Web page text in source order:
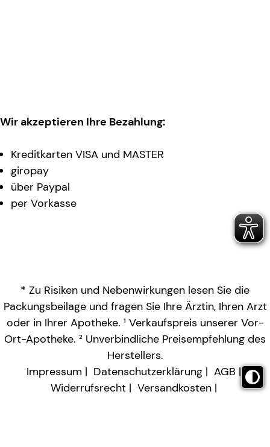
Wir akzeptieren Ihre Bezahlung:
Kreditkarten VISA und MASTER
giropay
über Paypal
per Vorkasse
* Zu Risiken und Nebenwirkungen lesen Sie die
Packungsbeilage und fragen Sie Ihre Ärztin, Ihren Arzt
oder in Ihrer Apotheke. ¹ Verkaufspreis unserer Vor-
Ort-Apotheke. ² Unverbindliche Preisempfehlung des
Herstellers.
Impressum
Datenschutzerklärung
AGB
Widerrufsrecht
Versandkosten